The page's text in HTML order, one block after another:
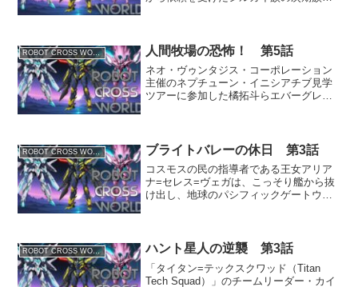
章に、一部編集を...
ROBOT CROSS WORLD 人間牧場の恐怖！ 第5話
ネオ・ヴゥンタジス・コーポレーション
主催のネプチューン・イニシアチブ見学
ツアーに参加した橘拓斗らエバーグレン
った拓斗たち、そして一人...
ROBOT CROSS WORLD ブライトバレーの休日 第3話
コスモスの民の指導者である王女アリア
ナ=セレス=ヴェガは、こっそり艦から抜
け出し、地球のパシフィックゲートウェ
の頃、拓斗たちの学校の...
ROBOT CROSS WORLD ハント星人の逆襲 第3話
「タイタン=テックスクワッド（Titan
Tech Squad）」のチームリーダー・カイ